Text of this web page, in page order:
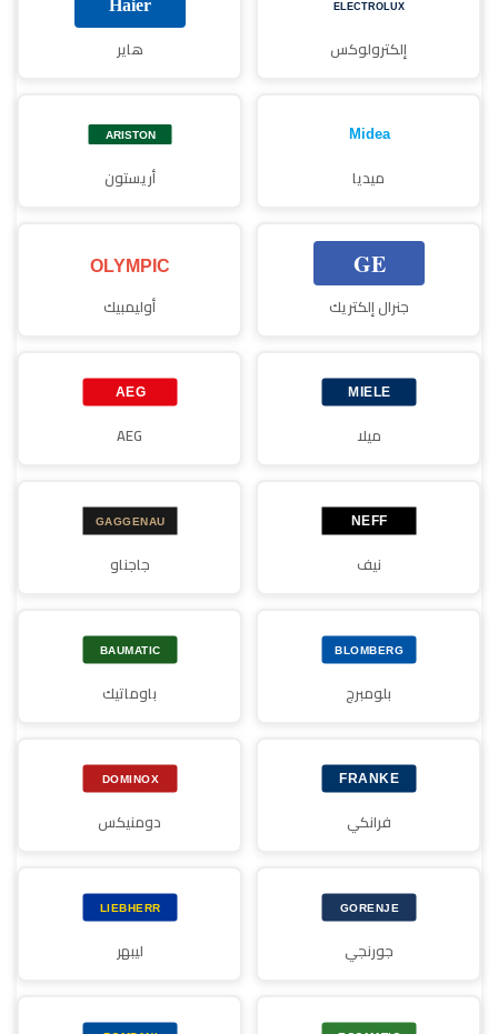
إلكترولوكس هاير
ميديا أريستون
جنرال إلكتريك أوليمبيك
ميلا AEG
نيف جاجناو
بلومبرج باوماتيك
فرانكي دومنيكس
جورنجي ليبهر